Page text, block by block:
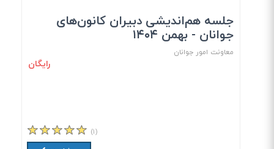
جلسه هم‌اندیشی دبیران کانون‌های
جوانان - بهمن ۱۴۰۴
معاونت امور جوانان
رایگان
(۱)